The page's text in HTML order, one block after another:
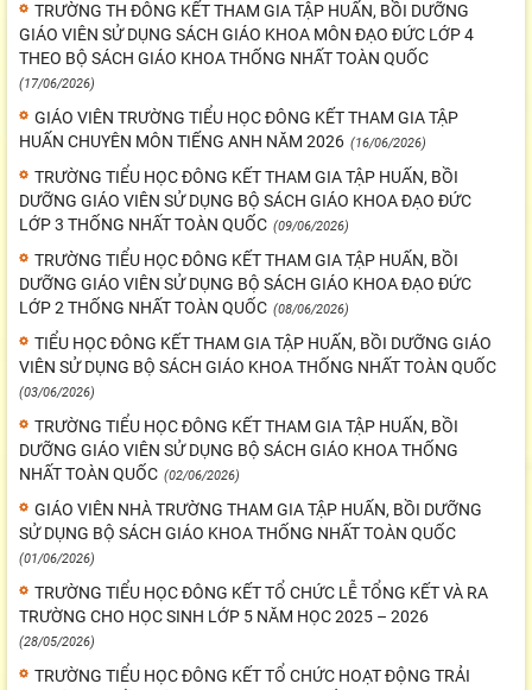
TRƯỜNG TH ĐÔNG KẾT THAM GIA TẬP HUẤN, BỒI DƯỠNG
GIÁO VIÊN SỬ DỤNG SÁCH GIÁO KHOA MÔN ĐẠO ĐỨC LỚP 4
THEO BỘ SÁCH GIÁO KHOA THỐNG NHẤT TOÀN QUỐC
(17/06/2026)
GIÁO VIÊN TRƯỜNG TIỂU HỌC ĐÔNG KẾT THAM GIA TẬP
HUẤN CHUYÊN MÔN TIẾNG ANH NĂM 2026 (16/06/2026)
TRƯỜNG TIỂU HỌC ĐÔNG KẾT THAM GIA TẬP HUẤN, BỒI
DƯỠNG GIÁO VIÊN SỬ DỤNG BỘ SÁCH GIÁO KHOA ĐẠO ĐỨC
LỚP 3 THỐNG NHẤT TOÀN QUỐC (09/06/2026)
TRƯỜNG TIỂU HỌC ĐÔNG KẾT THAM GIA TẬP HUẤN, BỒI
DƯỠNG GIÁO VIÊN SỬ DỤNG BỘ SÁCH GIÁO KHOA ĐẠO ĐỨC
LỚP 2 THỐNG NHẤT TOÀN QUỐC (08/06/2026)
TIỂU HỌC ĐÔNG KẾT THAM GIA TẬP HUẤN, BỒI DƯỠNG GIÁO
VIÊN SỬ DỤNG BỘ SÁCH GIÁO KHOA THỐNG NHẤT TOÀN QUỐC
(03/06/2026)
TRƯỜNG TIỂU HỌC ĐÔNG KẾT THAM GIA TẬP HUẤN, BỒI
DƯỠNG GIÁO VIÊN SỬ DỤNG BỘ SÁCH GIÁO KHOA THỐNG
NHẤT TOÀN QUỐC (02/06/2026)
GIÁO VIÊN NHÀ TRƯỜNG THAM GIA TẬP HUẤN, BỒI DƯỠNG
SỬ DỤNG BỘ SÁCH GIÁO KHOA THỐNG NHẤT TOÀN QUỐC
(01/06/2026)
TRƯỜNG TIỂU HỌC ĐÔNG KẾT TỔ CHỨC LỄ TỔNG KẾT VÀ RA
TRƯỜNG CHO HỌC SINH LỚP 5 NĂM HỌC 2025 – 2026
(28/05/2026)
TRƯỜNG TIỂU HỌC ĐÔNG KẾT TỔ CHỨC HOẠT ĐỘNG TRẢI